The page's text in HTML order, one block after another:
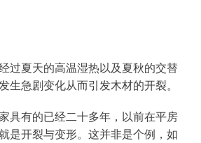
过夏天的高温湿热以及夏秋的交替
急剧变化从而引发木材的开裂。
具有的已经二十多年，以前在平房
是开裂与变形。这并非是个例，如